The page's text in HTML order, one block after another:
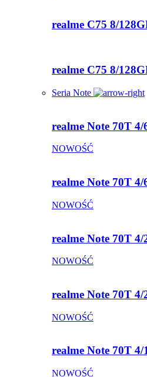
realme C75 8/
realme C75 8/
Seria Note
realme Note 70T
NOWOŚĆ
realme Note 70T 4/
NOWOŚĆ
realme Note 70T 4/
NOWOŚĆ
realme Note 70T
NOWOŚĆ
realme Note 70T 4/
NOWOŚĆ